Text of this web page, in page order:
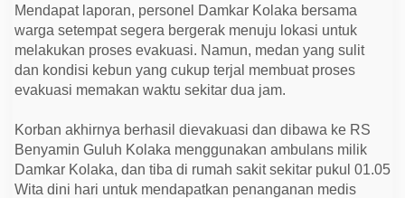
i
a
r
Mendapat laporan, personel Damkar Kolaka bersama
warga setempat segera bergerak menuju lokasi untuk
melakukan proses evakuasi. Namun, medan yang sulit
dan kondisi kebun yang cukup terjal membuat proses
evakuasi memakan waktu sekitar dua jam.
Korban akhirnya berhasil dievakuasi dan dibawa ke RS
Benyamin Guluh Kolaka menggunakan ambulans milik
Damkar Kolaka, dan tiba di rumah sakit sekitar pukul 01.05
Wita dini hari untuk mendapatkan penanganan medis